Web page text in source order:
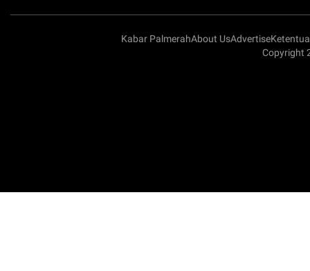
Kabar PalmerahAbout UsAdvertise
Copyright